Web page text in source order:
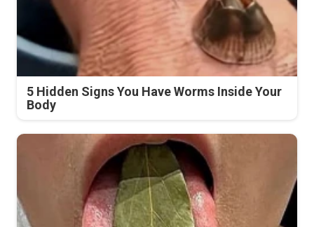
5 Hidden Signs You Have Worms Inside Your
Body